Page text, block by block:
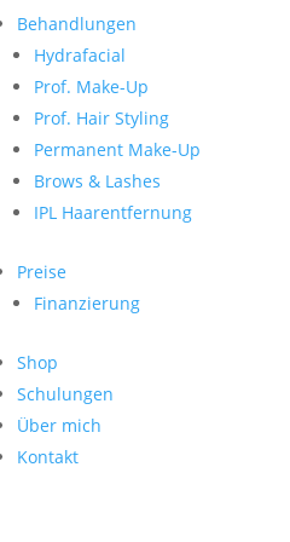
Behandlungen
Hydrafacial
Prof. Make-Up
Prof. Hair Styling
Permanent Make-Up
Brows & Lashes
IPL Haarentfernung
Preise
Finanzierung
Shop
Schulungen
Über mich
Kontakt
nach:
Neueste Kommentare
Archiv
Kategorien
Keine Kategorien
Meta
Anmelden
Feed der Einträge
WordPress.org
Search
nach:
Archive
Kontakt
Impressum
Datenschutz